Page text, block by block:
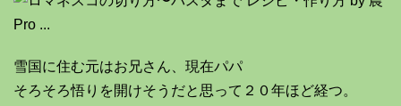
雪国に住む元はお兄さん、現在パパ
そろそろ悟りを開けそうだと思って２０年ほど経つ。